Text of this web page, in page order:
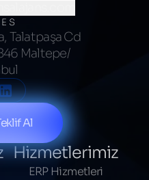
Talatpaşa Cd
Maltepe/
Al
Hizmetlerimiz
ERP Hizmetleri